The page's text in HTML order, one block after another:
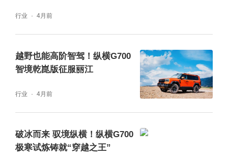
中外越野爱好者现场切磋，共鉴纵横G700硬
核实力
两种越野范式的差异，从来不是非此即彼的对
立，而是全球越野精神在不同文明语境下的多
不同技术路线、不同文化理念开放切磋、互鉴
行业 4月前
越野也能高阶智驾！纵横G700
智境乾崑版征服丽江
行业 4月前
破冰而来 驭境纵横！纵横G700
极寒试炼铸就“穿越之王”